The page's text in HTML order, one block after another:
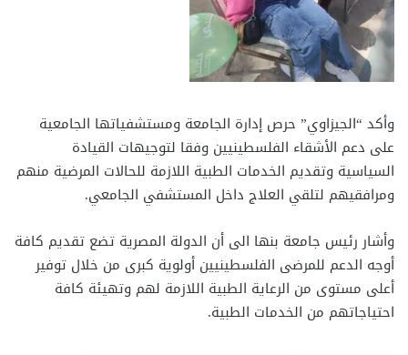
وأكد “الجيزاوي” حرص إدارة الجامعة ومستشفياتها الجامعية
على دعم الأشقاء الفلسطينيين وفقا لتوجيهات القيادة
السياسية وتقديم الخدمات الطبية اللازمة للحالات المرضية منهم
ومرافقيهم لتلقي العلاج داخل المستشفي الجامعي.
وأشار رئيس جامعة بنها الى أن الدولة المصرية تضع تقديم كافة
أوجه الدعم للمرضى الفلسطينيين أولوية كبرى من خلال توفير
أعلى مستوى من الرعاية الطبية اللازمة لهم وتهيئة كافة
احتياجاتهم من الخدمات الطبية.